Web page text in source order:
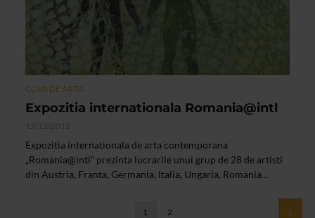
CLIPA DE ARTA
Expozitia internationala Romania@intl
12/12/2012
Expozitia internationala de arta contemporana
„Romania@intl” prezinta lucrarile unui grup de 28 de artisti
din Austria, Franta, Germania, Italia, Ungaria, Romania...
1 2